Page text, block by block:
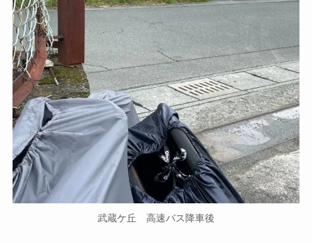
武蔵ケ丘 高速バス降車後